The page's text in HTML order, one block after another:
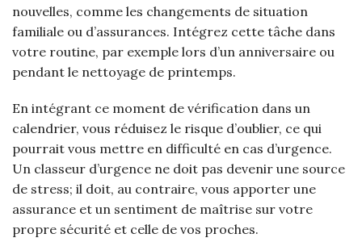
nouvelles, comme les changements de situation
familiale ou d’assurances. Intégrez cette tâche dans
votre routine, par exemple lors d’un anniversaire ou
pendant le nettoyage de printemps.
En intégrant ce moment de vérification dans un
calendrier, vous réduisez le risque d’oublier, ce qui
pourrait vous mettre en difficulté en cas d’urgence.
Un classeur d’urgence ne doit pas devenir une source
de stress; il doit, au contraire, vous apporter une
assurance et un sentiment de maîtrise sur votre
propre sécurité et celle de vos proches.